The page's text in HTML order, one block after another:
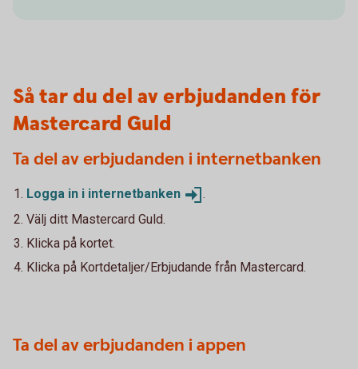
Så tar du del av erbjudanden för
Mastercard Guld
Ta del av erbjudanden i internetbanken
Logga in i internetbanken
.
Välj ditt Mastercard Guld.
Klicka på kortet.
Klicka på Kortdetaljer/Erbjudande från Mastercard.
Ta del av erbjudanden i appen